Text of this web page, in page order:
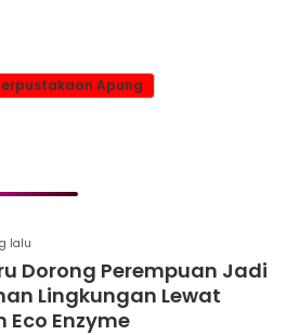
Apung
lalu
Dorong Perempuan Jadi
Lingkungan Lewat
Enzyme